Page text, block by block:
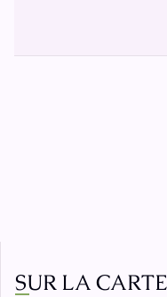
SUR LA CARTE